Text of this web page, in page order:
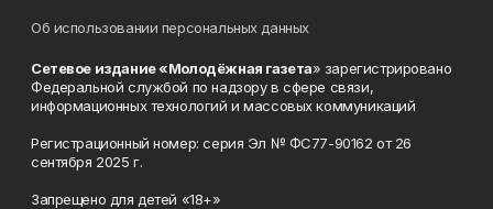
Об использовании персональных данных
Сетевое издание «Молодёжная газета» зарегистрировано
Федеральной службой по надзору в сфере связи,
информационных технологий и массовых коммуникаций
Регистрационный номер: серия Эл № ФС77-90162 от 26
сентября 2025 г.
Запрещено для детей «18+»